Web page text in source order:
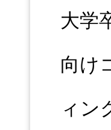
大学
向け
ィン